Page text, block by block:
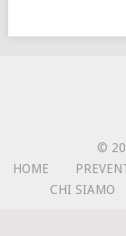
©
HOME
CHI SIAMO